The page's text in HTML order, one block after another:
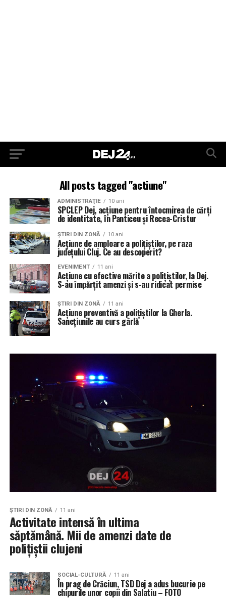
All posts tagged "actiune"
ADMINISTRAŢIE 10 ani
SPCLEP Dej, acțiune pentru întocmirea de cărți
de identitate, în Panticeu și Recea-Cristur
ŞTIRI DIN ZONĂ 10 ani
Acțiune de amploare a polițiștilor, pe raza
județului Cluj. Ce au descoperit?
EVENIMENT 11 ani
Acțiune cu efective mărite a polițiștilor, la Dej.
S-au împărțit amenzi și s-au ridicat permise
ŞTIRI DIN ZONĂ 11 ani
Acțiune preventivă a polițiștilor la Gherla.
Sancțiunile au curs gârlă
ŞTIRI DIN ZONĂ 11 ani
Activitate intensă în ultima
săptămână. Mii de amenzi date de
polițiștii clujeni
SOCIAL-CULTURĂ 11 ani
În prag de Crăciun, TSD Dej a adus bucurie pe
chipurile unor copii din Salatiu – FOTO